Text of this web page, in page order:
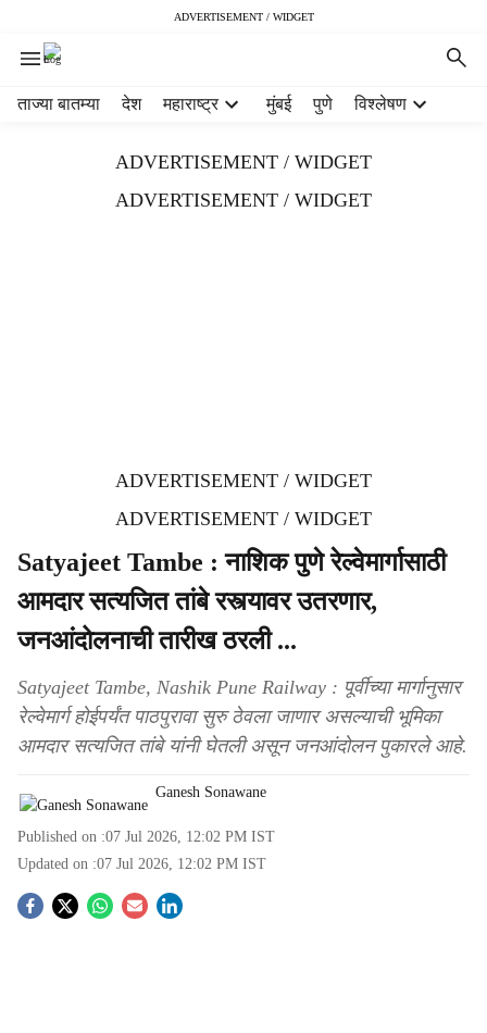
ADVERTISEMENT / WIDGET
ताज्या बातम्या देश महाराष्ट्र मुंबई पुणे विश्लेषण
ADVERTISEMENT / WIDGET
ADVERTISEMENT / WIDGET
ADVERTISEMENT / WIDGET
ADVERTISEMENT / WIDGET
Satyajeet Tambe : नाशिक पुणे रेल्वेमार्गासाठी
आमदार सत्यजित तांबे रस्त्यावर उतरणार,
जनआंदोलनाची तारीख ठरली ...
Satyajeet Tambe, Nashik Pune Railway : पूर्वीच्या मार्गानुसार
रेल्वेमार्ग होईपर्यंत पाठपुरावा सुरु ठेवला जाणार असल्याची भूमिका
आमदार सत्यजित तांबे यांनी घेतली असून जनआंदोलन पुकारले आहे.
Ganesh Sonawane
Published on :07 Jul 2026, 12:02 PM IST
Updated on :07 Jul 2026, 12:02 PM IST
S